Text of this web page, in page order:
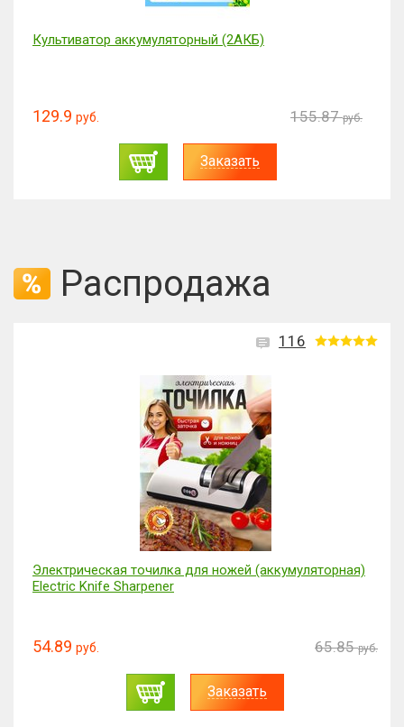
Культиватор аккумуляторный (2АКБ)
129.9 руб. 155.87 руб.
Заказать
Распродажа
116
Электрическая точилка для ножей (аккумуляторная)
Electric Knife Sharpener
54.89 руб. 65.85 руб.
Заказать